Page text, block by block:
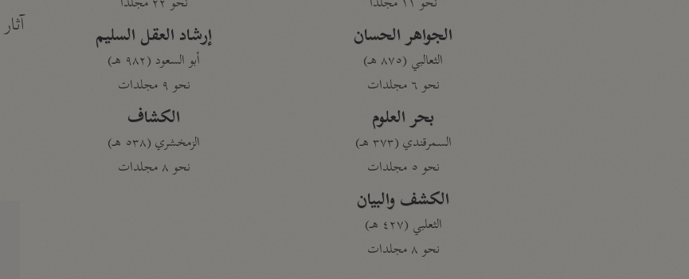
الجواهر الحسان
الثعالبي (٨٧٥ هـ)
نحو ٦ مجلدات
بحر العلوم
السمرقندي (٣٧٣ هـ)
نحو ٥ مجلدات
الكشف والبيان
الثعلبي (٤٢٧ هـ)
نحو ٨ مجلدات
إرشاد العقل السليم
أبو السعود (٩٨٢ هـ)
نحو ٩ مجلدات
الكشاف
الزمخشري (٥٣٨ هـ)
نحو ٨ مجلدات
آثار